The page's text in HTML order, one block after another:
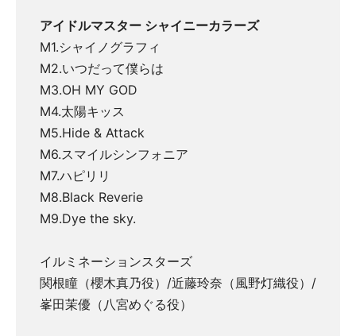
アイドルマスター シャイニーカラーズ
M1.シャイノグラフィ
M2.いつだって僕らは
M3.OH MY GOD
M4.太陽キッス
M5.Hide & Attack
M6.スマイルシンフォニア
M7.ハピリリ
M8.Black Reverie
M9.Dye the sky.
イルミネーションスターズ
関根瞳（櫻木真乃役）/近藤玲奈（風野灯織役）/
峯田茉優（八宮めぐる役）